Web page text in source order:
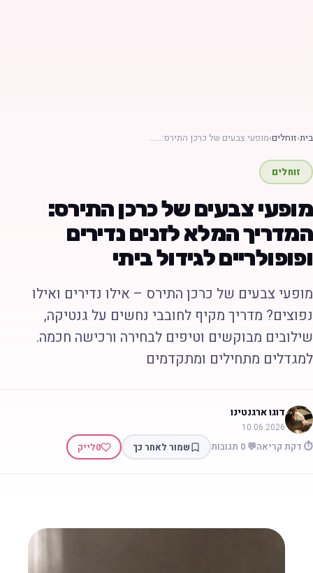
›זוחלים›מופעי צבעים של כרכן התירס:……
זוחלים
צבעים של כרכן התירס:
המלא לזנים נדירים
לגידול ביתי
צבעים של כרכן התירס – אילו נדירים ואילו
מדריך מקיף לחובבי נחשים על גנטיקה,
מבוקשים וטיפים לבחירה ורכישה חכמה.
מתחילים ומתקדמים
דוגו ארגנטינו
10.06.2026
דקת קריאה💬 0 תגובות שמור לאחר כך 0לייק